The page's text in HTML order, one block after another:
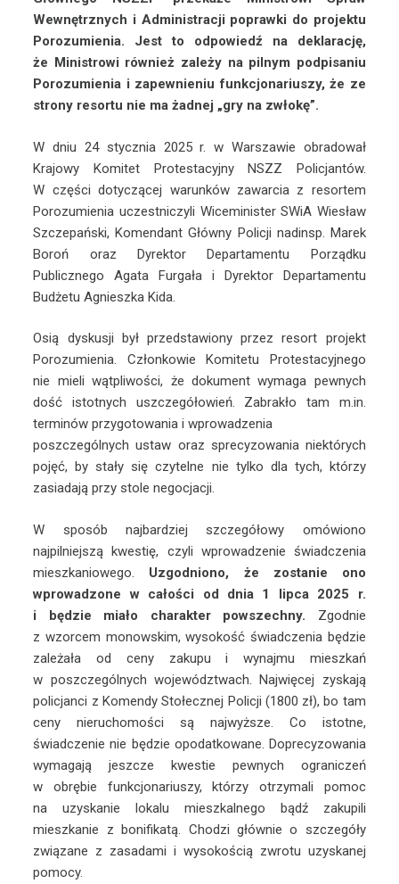
Wewnętrznych i Administracji poprawki do projektu
Porozumienia. Jest to odpowiedź na deklarację,
że Ministrowi również zależy na pilnym podpisaniu
Porozumienia i zapewnieniu funkcjonariuszy, że ze
strony resortu nie ma żadnej „gry na zwłokę”.
W dniu 24 stycznia 2025 r. w Warszawie obradował
Krajowy Komitet Protestacyjny NSZZ Policjantów.
W części dotyczącej warunków zawarcia z resortem
Porozumienia uczestniczyli Wiceminister SWiA Wiesław
Szczepański, Komendant Główny Policji nadinsp. Marek
Boroń oraz Dyrektor Departamentu Porządku
Publicznego Agata Furgała i Dyrektor Departamentu
Budżetu Agnieszka Kida.
Osią dyskusji był przedstawiony przez resort projekt
Porozumienia. Członkowie Komitetu Protestacyjnego
nie mieli wątpliwości, że dokument wymaga pewnych
dość istotnych uszczegółowień. Zabrakło tam m.in.
terminów przygotowania i wprowadzenia
poszczególnych ustaw oraz sprecyzowania niektórych
pojęć, by stały się czytelne nie tylko dla tych, którzy
zasiadają przy stole negocjacji.
W sposób najbardziej szczegółowy omówiono
najpilniejszą kwestię, czyli wprowadzenie świadczenia
mieszkaniowego. Uzgodniono, że zostanie ono
wprowadzone w całości od dnia 1 lipca 2025 r.
i będzie miało charakter powszechny. Zgodnie
z wzorcem monowskim, wysokość świadczenia będzie
zależała od ceny zakupu i wynajmu mieszkań
w poszczególnych województwach. Najwięcej zyskają
policjanci z Komendy Stołecznej Policji (1800 zł), bo tam
ceny nieruchomości są najwyższe. Co istotne,
świadczenie nie będzie opodatkowane. Doprecyzowania
wymagają jeszcze kwestie pewnych ograniczeń
w obrębie funkcjonariuszy, którzy otrzymali pomoc
na uzyskanie lokalu mieszkalnego bądź zakupili
mieszkanie z bonifikatą. Chodzi głównie o szczegóły
związane z zasadami i wysokością zwrotu uzyskanej
pomocy.